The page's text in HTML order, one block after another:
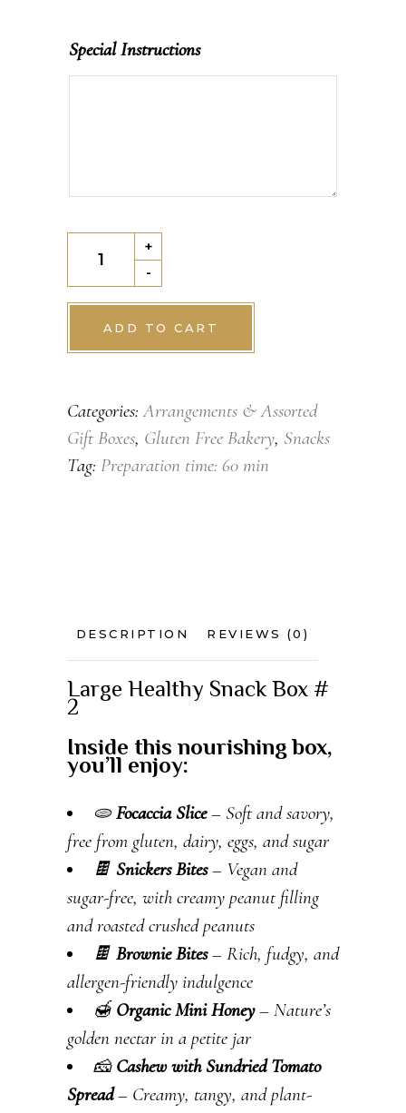
Special Instructions
Snack
(2)
-
+
ADD TO CART
Categories:Arrangements & Assorted
Gift Boxes, Gluten Free Bakery, Snacks
Tag: Preparation time: 60 min
DESCRIPTION REVIEWS (0)
Large Healthy Snack Box #
2
Inside this nourishing box,
you’ll enjoy:
🫓Focaccia Slice– Soft and savory,
free from gluten, dairy, eggs, and sugar
🍫 Snickers Bites– Vegan and
sugar-free, with creamy peanut filling
and roasted crushed peanuts
🍫 Brownie Bites– Rich, fudgy, and
allergen-friendly indulgence
🍯 Organic Mini Honey– Nature’s
golden nectar in a petite jar
🧀 Cashew with Sundried Tomato
Spread– Creamy, tangy, and plant-